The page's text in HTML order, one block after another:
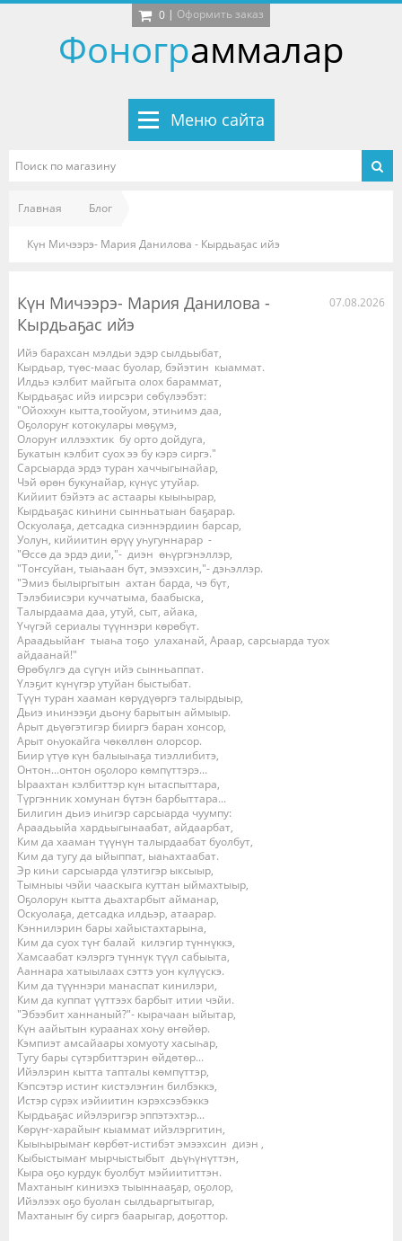
0 | Оформить заказ
Фонограммалар
Меню сайта
Главная Блог
Күн Мичээрэ- Мария Данилова - Кырдьаҕас ийэ
07.08.2026
Күн Мичээрэ- Мария Данилова -
Кырдьаҕас ийэ
Ийэ барахсан мэлдьи эдэр сылдьыбат,
Кырдьар, түөс-маас буолар, бэйэтин кыаммат.
Илдьэ кэлбит майгыта олох бараммат,
Кырдьаҕас ийэ иирсэри сөбүлээбэт:
"Ойоххун кытта,тоойуом, этиһимэ даа,
Оҕолоруҥ котокулары мөҕүмэ,
Олоруҥ иллээхтик бу орто дойдуга,
Букатын кэлбит суох ээ бу кэрэ сиргэ."
Сарсыарда эрдэ туран хаччыгынайар,
Чэй өрөн букунайар, күнүс утуйар.
Кийиит бэйэтэ ас астаары кыыһырар,
Кырдьаҕас киһини сынньатыан баҕарар.
Оскуолаҕа, детсадка сиэннэрдиин барсар,
Уолун, кийиитин өрүү уһугуннарар -
"Өссө да эрдэ дии,"- диэн өһүргэнэллэр,
"Тоҥсуйан, тыаһаан бүт, эмээхсин,"- дэһэллэр.
"Эмиэ былыргытын ахтан барда, чэ бүт,
Тэлэбиисэри куччатыма, баабыска,
Талырдаама даа, утуй, сыт, айака,
Үчүгэй сериалы түүннэри көрөбүт.
Араадьыйаҥ тыаһа тоҕо улаханай, Араар, сарсыарда туох
айдаанай!"
Өрөбүлгэ да сүгүн ийэ сынньаппат.
Үлэҕит күнүгэр утуйан быстыбат.
Түүн туран хааман көрүдүөргэ талырдыыр,
Дьиэ иһинээҕи дьону барытын аймыыр.
Арыт дьүөгэтигэр бииргэ баран хонсор,
Арыт оһуокайга чөкөллөн олорсор.
Биир үтүө күн балыыһаҕа тиэллибитэ,
Онтон...онтон оҕолоро көмпүттэрэ...
Ыраахтан кэлбиттэр күн ытаспыттара,
Түргэнник хомунан бүтэн барбыттара...
Билигин дьиэ иһигэр сарсыарда чуумпу:
Араадьыйа хардьыгынаабат, айдаарбат,
Ким да хааман түүнүн талырдаабат буолбут,
Ким да тугу да ыйыппат, ыаһахтаабат.
Эр киһи сарсыарда үлэтигэр ыксыыр,
Тымныы чэйи чааскыга куттан ыймахтыыр,
Оҕолорун кытта дьахтарбыт айманар,
Оскуолаҕа, детсадка илдьэр, атаарар.
Кэннилэрин бары хайыстахтарына,
Ким да суох түҥ балай килэгир түннүккэ,
Хамсаабат кэлэргэ түннүк түүл сабыыта,
Ааннара хатыылаах сэттэ уон күлүүскэ.
Ким да түүннэри манаспат кинилэри,
Ким да куппат үүттээх барбыт итии чэйи.
"Эбээбит ханнаный?"- кырачаан ыйытар,
Күн аайытын кураанах хоһу өҥөйөр.
Кэмпиэт амсайаары хомуоту хасыһар,
Тугу бары сүтэрбиттэрин өйдөтөр...
Ийэлэрин кытта тапталы көмпүттэр,
Кэпсэтэр истиҥ кистэлэҥин билбэккэ,
Истэр сүрэх иэйиитин кэрэхсээбэккэ
Кырдьаҕас ийэлэригэр эппэтэхтэр...
Көрүҥ-харайыҥ кыаммат ийэлэргитин,
Кыыһырымаҥ көрбөт-истибэт эмээхсин диэн ,
Кыбыстымаҥ мырчыстыбыт дьүһүнүттэн,
Кыра оҕо курдук буолбут мэйиититтэн.
Махтаныҥ киниэхэ тыыннааҕар, оҕолор,
Ийэлээх оҕо буолан сылдьаргытыгар,
Махтаныҥ бу сиргэ баарыгар, доҕоттор.